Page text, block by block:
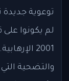
2001
والتضحية